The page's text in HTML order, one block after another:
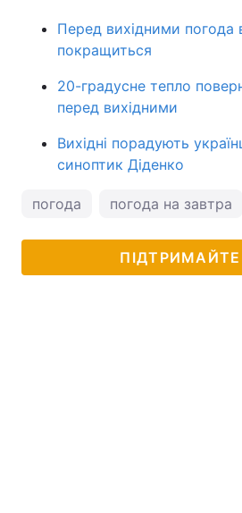
Перед вихідними погода
покращиться
20-градусне тепло
перед вихідними
Вихідні порадують
синоптик Діденко
погода погода на завтра